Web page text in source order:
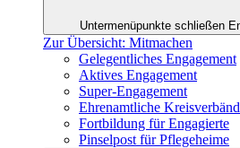
Untermenüpunkte schließen
Zur Übersicht: Mitmachen
Gelegentliches Engagement
Aktives Engagement
Super-Engagement
Ehrenamtliche
Fortbildung für Engagierte
Pinselpost für Pflegeheime